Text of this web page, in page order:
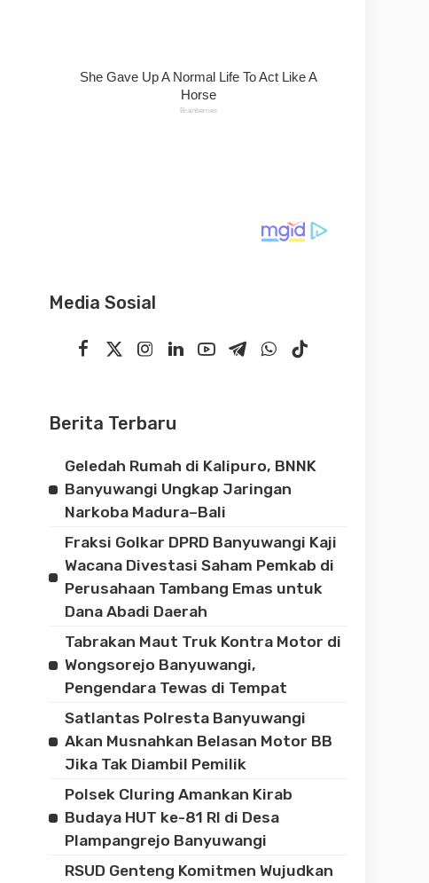
Media Sosial
Berita Terbaru
Geledah Rumah di Kalipuro, BNNK
Banyuwangi Ungkap Jaringan
Narkoba Madura–Bali
Fraksi Golkar DPRD Banyuwangi Kaji
Wacana Divestasi Saham Pemkab di
Perusahaan Tambang Emas untuk
Dana Abadi Daerah
Tabrakan Maut Truk Kontra Motor di
Wongsorejo Banyuwangi,
Pengendara Tewas di Tempat
Satlantas Polresta Banyuwangi
Akan Musnahkan Belasan Motor BB
Jika Tak Diambil Pemilik
Polsek Cluring Amankan Kirab
Budaya HUT ke-81 RI di Desa
Plampangrejo Banyuwangi
RSUD Genteng Komitmen Wujudkan